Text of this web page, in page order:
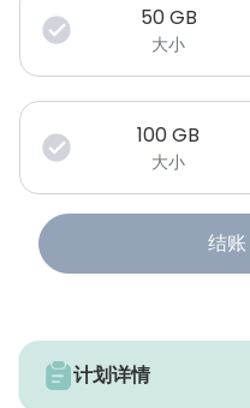
50GB
大小
100GB
大小
结账
计划详情